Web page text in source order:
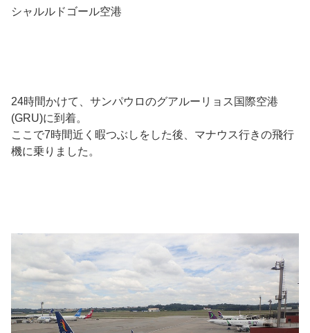
シャルルドゴール空港
24時間かけて、サンパウロのグアルーリョス国際空港
(GRU)に到着。
ここで7時間近く暇つぶしをした後、マナウス行きの飛行
機に乗りました。